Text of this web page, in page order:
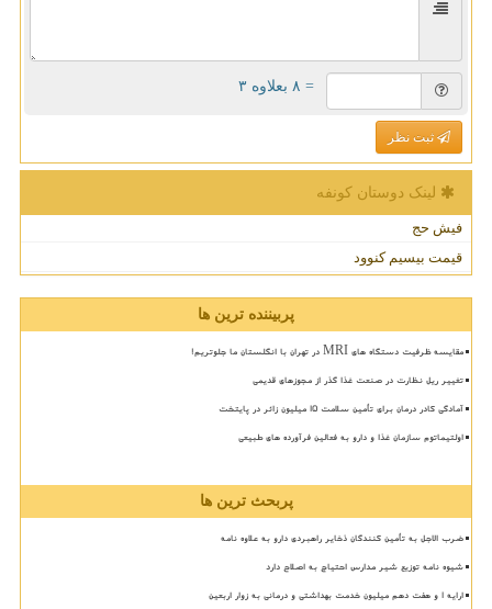
= ۸ بعلاوه ۳
ثبت نظر
لینک دوستان كونفه
فیش حج
قیمت بیسیم کنوود
پربیننده ترین ها
مقایسه ظرفیت دستگاه های MRI در تهران با انگلستان ما جلوتریم!
تغییر ریل نظارت در صنعت غذا گذر از مجوزهای قدیمی
آمادگی کادر درمان برای تأمین سلامت 15 میلیون زائر در پایتخت
اولتیماتوم سازمان غذا و دارو به فعالین فرآورده های طبیعی
پربحث ترین ها
ضرب الاجل به تأمین کنندگان ذخایر راهبردی دارو به علاوه نامه
شیوه نامه توزیع شیر مدارس احتیاج به اصلاح دارد
ارایه ۱ و هفت دهم میلیون خدمت بهداشتی و درمانی به زوار اربعین